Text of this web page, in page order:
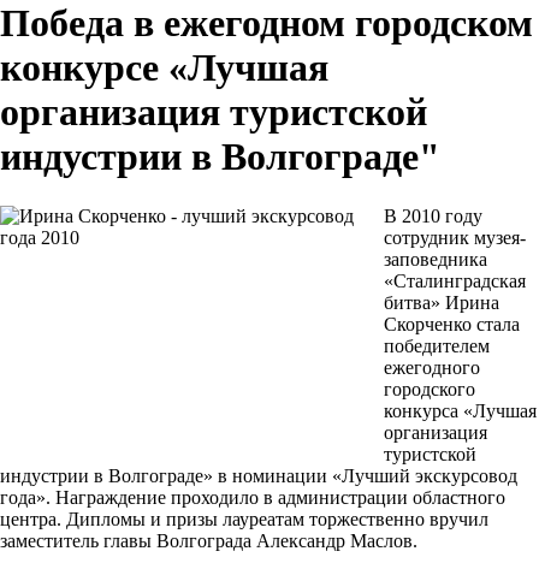
Победа в ежегодном городском
конкурсе «Лучшая
организация туристской
индустрии в Волгограде"
В 2010 году
сотрудник музея-
заповедника
«Сталинградская
битва» Ирина
Скорченко стала
победителем
ежегодного
городского
конкурса «Лучшая
организация
туристской
индустрии в Волгограде» в номинации «Лучший экскурсовод
года». Награждение проходило в администрации областного
центра. Дипломы и призы лауреатам торжественно вручил
заместитель главы Волгограда Александр Маслов.